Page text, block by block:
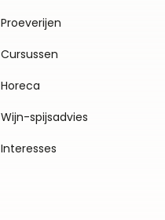
Proeverijen
Cursussen
Horeca
Wijn-spijsadvies
Interesses